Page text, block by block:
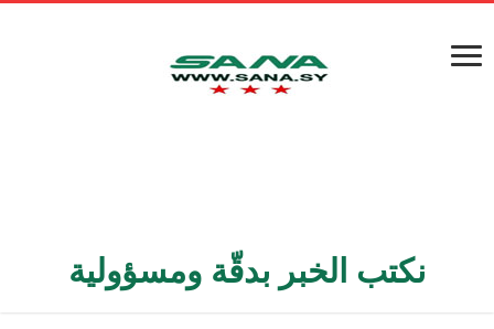
نكتب الخبر بدقّة ومسؤولية